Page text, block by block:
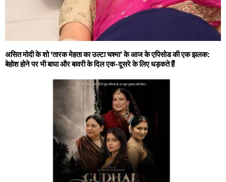
असित मोदी के शो ‘तारक मेहता का उल्टा चश्मा’ के आज के एपिसोड की एक झलक:
बेहोश होने पर भी बाघा और बावरी के दिल एक-दूसरे के लिए धड़कते हैं